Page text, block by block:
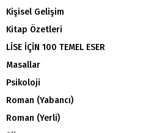
Kişisel Gelişim
Kitap Özetleri
LİSE İÇİN 100 TEMEL ESER
Masallar
Psikoloji
Roman (Yabancı)
Roman (Yerli)